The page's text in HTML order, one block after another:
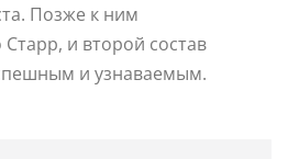
Позже к ним
и второй состав
и узнаваемым.